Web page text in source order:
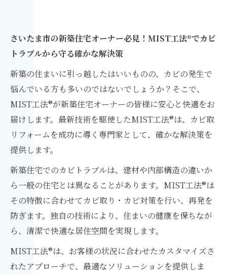
さいたま市の新築住宅オーナー必見！MIST工法®でカビ
トラブルから守る確かな解決策
新築の住まいに引っ越したはいいものの、カビの発生で
悩んでいる方も多いのではないでしょうか？そこで、
MIST工法®が新築住宅オーナーの皆様に安心と快適をお
届けします。最新技術を駆使したMIST工法®は、カビ取
リフォームを成功に導く専門家として、確かな解決策を
提供します。
新築住宅でのカビトラブルは、建材や内部構造の違いか
ら一般の住宅とは異なることがあります。MIST工法®は
その特徴に合わせてカビ取り・カビ対策を行い、再発を
防ぎます。独自の技術により、住まいの健康を保ちなが
ら、清潔で快適な居住空間を実現します。
MIST工法®は、お客様の状況に合わせたカスタマイズさ
れたアプローチで、最適なソリューションを提供しま